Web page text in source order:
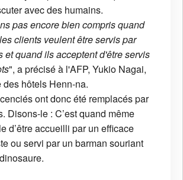
avec des humains.
pas encore bien compris quand
clients veulent être servis par
et quand ils acceptent d'être servis
", a précisé à l'AFP, Yukio Nagai,
des hôtels Henn-na.
ont donc été remplacés par
Disons-le : C’est quand même
d’être accueilli par un efficace
ou servi par un barman souriant